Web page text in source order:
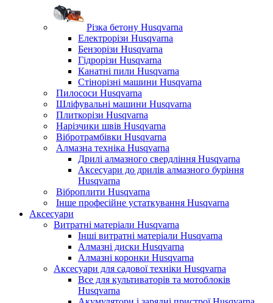
Різка бетону Husqvarna
Електрорізи Husqvarna
Бензорізи Husqvarna
Гідрорізи Husqvarna
Канатні пили Husqvarna
Стінорізні машини Husqvarna
Пилососи Husqvarna
Шліфувальні машини Husqvarna
Плиткорізи Husqvarna
Нарізчики швів Husqvarna
Вібротрамбівки Husqvarna
Алмазна техніка Husqvarna
Дрилі алмазного свердління Husqvarna
Аксесуари до дрилів алмазного буріння
Husqvarna
Віброплити Husqvarna
Інше професійне устаткування Husqvarna
Аксесуари
Витратні матеріали Husqvarna
Інші витратні матеріали Husqvarna
Алмазні диски Husqvarna
Алмазні коронки Husqvarna
Аксесуари для садової техніки Husqvarna
Все для культиваторів та мотоблоків
Husqvarna